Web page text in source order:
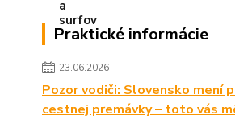
Praktické informácie
23.06.2026
Pozor vodiči: Slovensko mení
cestnej premávky – toto vás